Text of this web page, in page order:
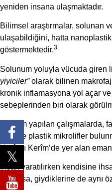
yeniden insana ulaşmaktadır.
Bilimsel araştırmalar, solunan
ulaşabildiğini, hatta
göstermektedir.3
Solunum yoluyla vücuda giren
yiyiciler”olarak bilinen
kronik inflamasyona yol açar ve
sebeplerinden biri olarak
Nitekim yapılan çalışmalarda,
hem de plastik mikrolifler
Kurân-ı Kerîm’de yer alan
İnsan yaratılırken kendisine
ediyorsa, giydiklerine de aynı